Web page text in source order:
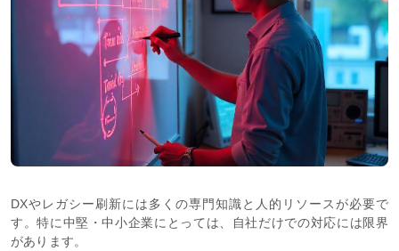
DXやレガシー刷新には多くの専門知識と人的リソースが必要で
す。特に中堅・中小企業にとっては、自社だけでの対応には限界
があります。